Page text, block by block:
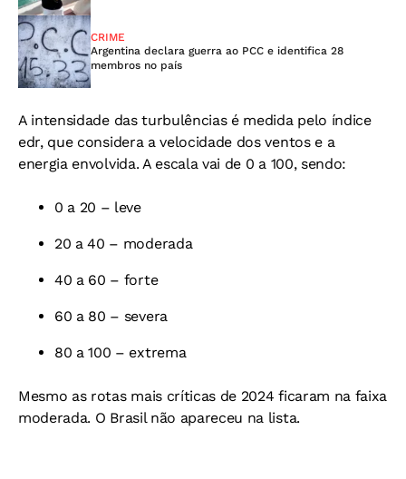
CRIME
Argentina declara guerra ao PCC e identifica 28
membros no país
A intensidade das turbulências é medida pelo índice
edr, que considera a velocidade dos ventos e a
energia envolvida. A escala vai de 0 a 100, sendo:
0 a 20 – leve
20 a 40 – moderada
40 a 60 – forte
60 a 80 – severa
80 a 100 – extrema
Mesmo as rotas mais críticas de 2024 ficaram na faixa
moderada. O Brasil não apareceu na lista.